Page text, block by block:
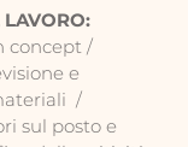
LAVORO:
concept /
e
/
sul posto e